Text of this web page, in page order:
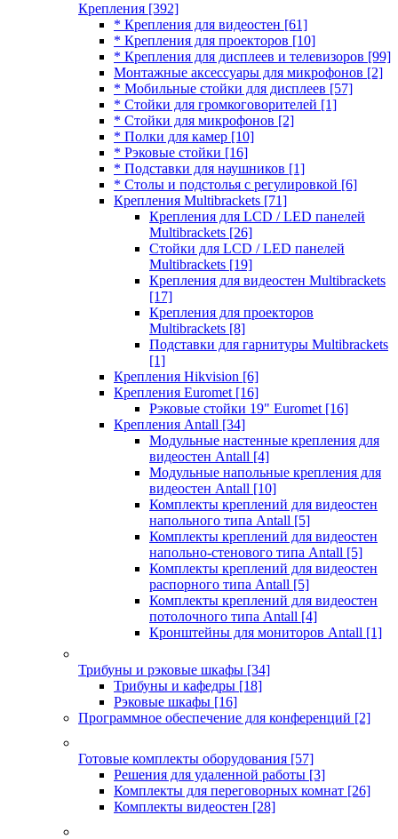
Крепления [392]
* Крепления для видеостен [61]
* Крепления для проекторов [10]
* Крепления для дисплеев и телевизоров [99]
Монтажные аксессуары для микрофонов [2]
* Мобильные стойки для дисплеев [57]
* Стойки для громкоговорителей [1]
* Стойки для микрофонов [2]
* Полки для камер [10]
* Рэковые стойки [16]
* Подставки для наушников [1]
* Столы и подстолья с регулировкой [6]
Крепления Multibrackets [71]
Крепления для LCD / LED панелей
Multibrackets [26]
Стойки для LCD / LED панелей
Multibrackets [19]
Крепления для видеостен Multibrackets
[17]
Крепления для проекторов
Multibrackets [8]
Подставки для гарнитуры Multibrackets
[1]
Крепления Hikvision [6]
Крепления Euromet [16]
Рэковые стойки 19" Euromet [16]
Крепления Antall [34]
Модульные настенные крепления для
видеостен Antall [4]
Модульные напольные крепления для
видеостен Antall [10]
Комплекты креплений для видеостен
напольного типа Antall [5]
Комплекты креплений для видеостен
напольно-стенового типа Antall [5]
Комплекты креплений для видеостен
распорного типа Antall [5]
Комплекты креплений для видеостен
потолочного типа Antall [4]
Кронштейны для мониторов Antall [1]
Трибуны и рэковые шкафы [34]
Трибуны и кафедры [18]
Рэковые шкафы [16]
Программное обеспечение для конференций [2]
Готовые комплекты оборудования [57]
Решения для удаленной работы [3]
Комплекты для переговорных комнат [26]
Комплекты видеостен [28]